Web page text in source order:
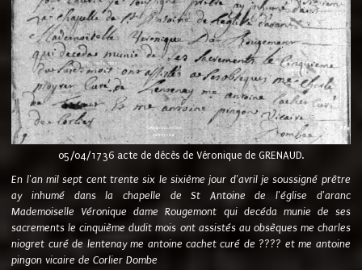
05/04/1736 acte de décès de Véronique de GRENAUD.
En l'an mil sept cent trente six le sixième jour d'avril je soussigné prêtre
ay inhumé dans la chapelle de St Antoine de l'église d'aranc
Mademoiselle Véronique dame Rougemont qui decéda munie de ses
sacrements le cinquième dudit mois ont assistés au obsèques me charles
niogret curé de lentenay me antoine cachet curé de ???? et me antoine
pingon vicaire de Corlier Dombe